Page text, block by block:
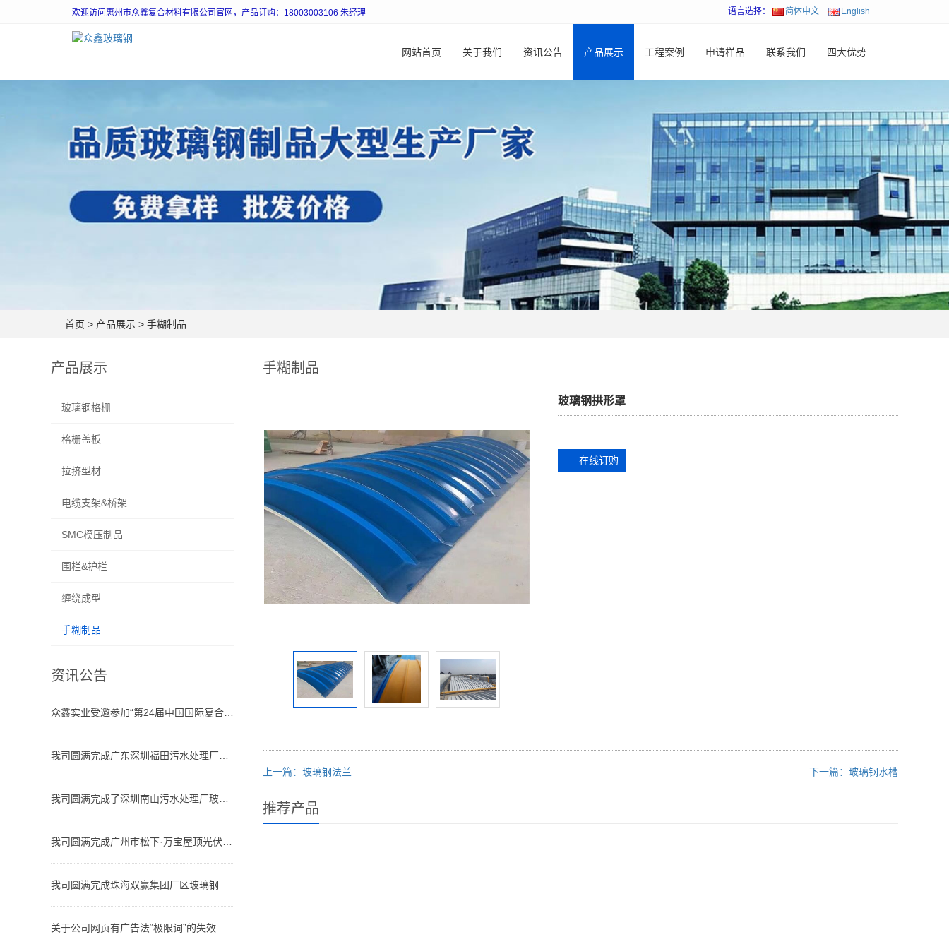
欢迎访问惠州市众鑫复合材料有限公司官网，产品订购：18003003106 朱经理 语言选择： 简体中文 English
网站首页 关于我们 资讯公告 产品展示 工程案例 申请样品 联系我们 四大优势
首页 > 产品展示 > 手糊制品
产品展示
玻璃钢格栅
格栅盖板
拉挤型材
电缆支架&桥架
SMC模压制品
围栏&护栏
缠绕成型
手糊制品
资讯公告
手糊制品
玻璃钢拱形罩
在线订购
上一篇：玻璃钢法兰 下一篇：玻璃钢水槽
推荐产品